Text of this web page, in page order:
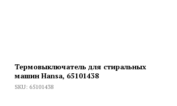
Термовыключатель для стиральных
машин Hansa, 65101438
SKU: 65101438